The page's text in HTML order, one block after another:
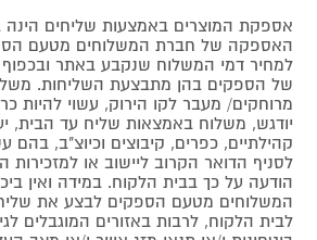
אספקת המוצרים באמצעות שליחים
האספקה של חברת המשלוחים מטעם
למחיר דמי המשלוח שנקבע באתר ובכפוף
של הספקים בהן מתבצעת השליחות.
מרוחקים/ מעבר לקו הירוק, עשוי להיות
יודגש, משלוח באמצאות שליח עד הבית,
קהילתיים, כפרים, קיבוצים וכיוצ"ב, בהם
לסניף הדואר הקרוב ליישוב או למזכירות
הודעה על כך בבית הלקוח. במידה ואין
המשלוחים מטעם הספקים לבצע את
לבית הלקוח, לרבות באזורים המוגבלים